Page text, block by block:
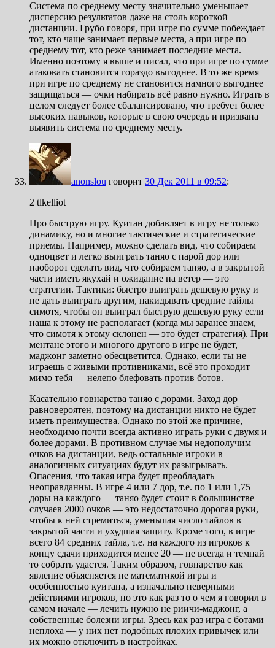
Система по среднему месту значительно уменьшает
дисперсию результатов даже на столь короткой
дистанции. Грубо говоря, при игре по сумме побеждает
тот, кто чаще занимает первые места, а при игре по
среднему тот, кто реже занимает последние места.
Именно поэтому я выше и писал, что при игре по сумме
атаковать становится гораздо выгоднее. В то же время
при игре по среднему не становится намного выгоднее
защищаться — очки набирать всё равно нужно. Играть в
целом следует более сбалансировано, что требует более
высоких навыков, которые в свою очередь и призвана
выявить система по среднему месту.
anonslou говорит 30 Дек 2011 в 09:52:
2 tlkelliot
Про быструю игру. Куитан добавляет в игру не только
динамику, но и многие тактические и стратегические
приемы. Например, можно сделать вид, что собираем
одноцвет и легко выиграть таняо с парой дор или
наоборот сделать вид, что собираем таняо, а в закрытой
части иметь якухай и ожидание на ветер — это
стратегии. Тактики: быстро выиграть дешевую руку и
не дать выиграть другим, накидывать средние тайлы
симотя, чтобы он выиграл быструю дешевую руку если
наша к этому не располагает (когда мы заранее знаем,
что симотя к этому склонен — это будет стратегия). При
ментане этого и многого другого в игре не будет,
маджонг заметно обесцветится. Однако, если ты не
играешь с живыми противниками, всё это проходит
мимо тебя — нелепо блефовать против ботов.
Касательно говнарства таняо с дорами. Заход дор
равновероятен, поэтому на дистанции никто не будет
иметь преимущества. Однако по этой же причине,
необходимо почти всегда активно играть руки с двумя и
более дорами. В противном случае мы недополучим
очков на дистанции, ведь остальные игроки в
аналогичных ситуациях будут их разыгрывать.
Опасения, что такая игра будет преобладать
неоправданны. В игре 4 или 7 дор, т.е. по 1 или 1,75
доры на каждого — таняо будет стоит в большинстве
случаев 2000 очков — это недостаточно дорогая руки,
чтобы к ней стремиться, уменьшая число тайлов в
закрытой части и ухудшая защиту. Кроме того, в игре
всего 84 средних тайла, т.е. на каждого из игроков к
концу сдачи приходится менее 20 — не всегда и темпай
то собрать удастся. Таким образом, говнарство как
явление объясняется не математикой игры и
особенностью куитана, а изначально неверными
действиями игроков, но это как раз то о чем я говорил в
самом начале — лечить нужно не риичи-маджонг, а
собственные болезни игры. Здесь как раз игра с ботами
неплоха — у них нет подобных плохих привычек или
их можно отключить в настройках.